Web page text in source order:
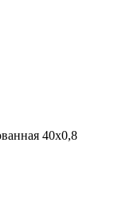
40х0,8